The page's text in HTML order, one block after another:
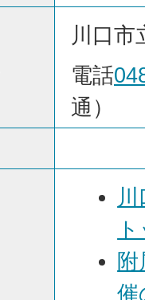
川口市
電話
通）
催